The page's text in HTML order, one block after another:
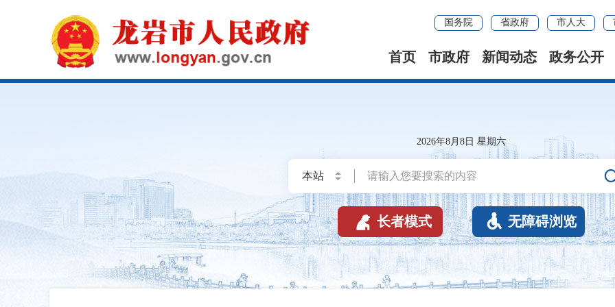
国务院 省政府 市人大
首页 市政府 新闻动态 政务公开
2026年8月8日 星期六
 长者模式  无障碍浏览